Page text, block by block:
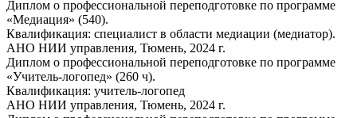
Диплом о профессиональной переподготовке по программе
«Медиация» (540).
Квалификация: специалист в области медиации (медиатор).
АНО НИИ управления, Тюмень, 2024 г.
Диплом о профессиональной переподготовке по программе
«Учитель-логопед» (260 ч).
Квалификация: учитель-логопед
АНО НИИ управления, Тюмень, 2024 г.